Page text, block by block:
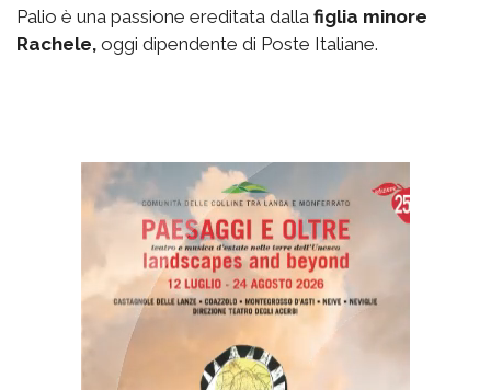
Palio è una passione ereditata dalla figlia minore
Rachele, oggi dipendente di Poste Italiane.